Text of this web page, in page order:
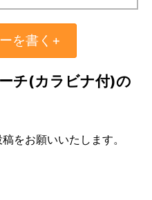
を書く+
チ(カラビナ付)の
をお願いいたします。